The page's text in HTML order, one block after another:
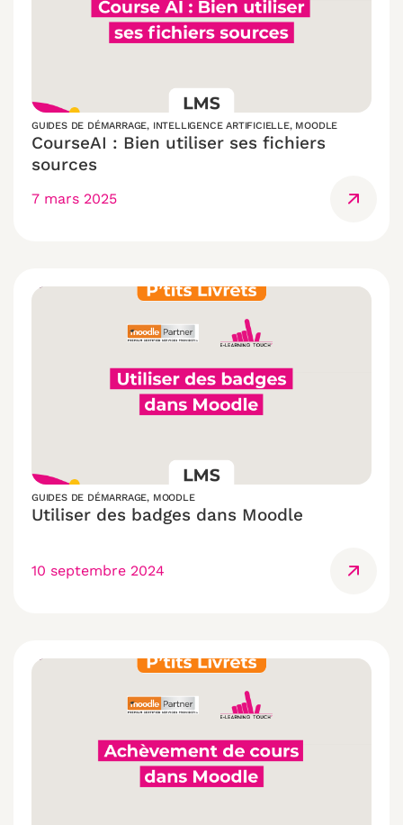
GUIDES DE DÉMARRAGE, INTELLIGENCE ARTIFICIELLE, MOODLE
CourseAI : Bien utiliser ses fichiers
sources
7 mars 2025
GUIDES DE DÉMARRAGE, MOODLE
Utiliser des badges dans Moodle
10 septembre 2024